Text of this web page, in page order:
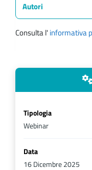
Autori
Consulta l'informativa
Tipologia
Webinar
Data
16 Dicembre 2025